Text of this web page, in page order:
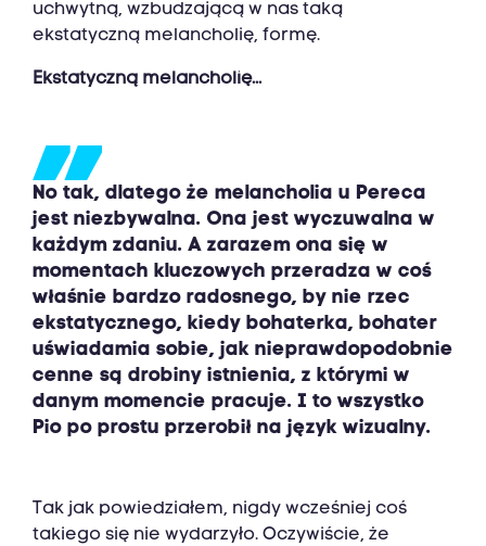
uchwytną, wzbudzającą w nas taką
ekstatyczną melancholię, formę.
Ekstatyczną melancholię...
No tak, dlatego że melancholia u Pereca
jest niezbywalna. Ona jest wyczuwalna w
każdym zdaniu. A zarazem ona się w
momentach kluczowych przeradza w coś
właśnie bardzo radosnego, by nie rzec
ekstatycznego, kiedy bohaterka, bohater
uświadamia sobie, jak nieprawdopodobnie
cenne są drobiny istnienia, z którymi w
danym momencie pracuje. I to wszystko
Pio po prostu przerobił na język wizualny.
Tak jak powiedziałem, nigdy wcześniej coś
takiego się nie wydarzyło. Oczywiście, że